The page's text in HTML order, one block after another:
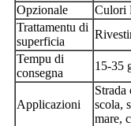
Opzionale
Culori
Trattamentu di
superficia
Tempu di
consegna
15-35
Applicazioni
Strada
scola,
mare,